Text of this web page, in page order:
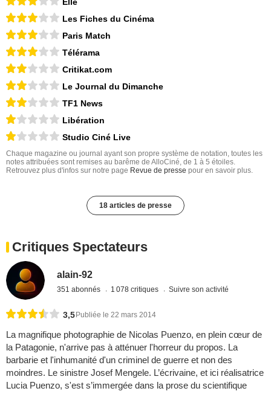
Les Fiches du Cinéma
Paris Match
Télérama
Critikat.com
Le Journal du Dimanche
TF1 News
Libération
Studio Ciné Live
Chaque magazine ou journal ayant son propre système de notation, toutes les
notes attribuées sont remises au barême de AlloCiné, de 1 à 5 étoiles.
Retrouvez plus d'infos sur notre page Revue de presse pour en savoir plus.
18 articles de presse
Critiques Spectateurs
alain-92
351 abonnés 1 078 critiques Suivre son activité
3,5Publiée le 22 mars 2014
La magnifique photographie de Nicolas Puenzo, en plein cœur de
la Patagonie, n'arrive pas à atténuer l'horreur du propos. La
barbarie et l'inhumanité d'un criminel de guerre et non des
moindres. Le sinistre Josef Mengele. L’écrivaine, et ici réalisatrice
Lucia Puenzo, s'est s’immergée dans la prose du scientifique